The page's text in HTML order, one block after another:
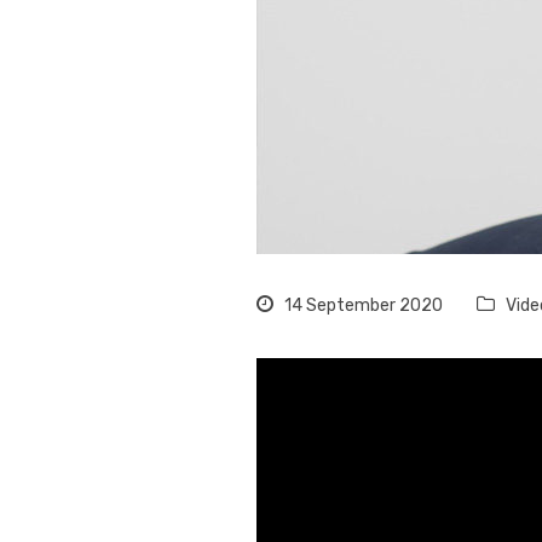
14 September 2020